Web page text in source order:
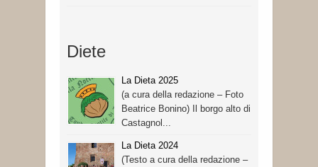
Diete
La Dieta 2025
(a cura della redazione – Foto
Beatrice Bonino) Il borgo alto di
Castagnol...
La Dieta 2024
(Testo a cura della redazione –